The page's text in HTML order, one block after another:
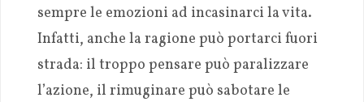
sempre le emozioni ad incasinarci la vita.
Infatti, anche la ragione può portarci fuori
strada: il troppo pensare può paralizzare
l’azione, il rimuginare può sabotare le